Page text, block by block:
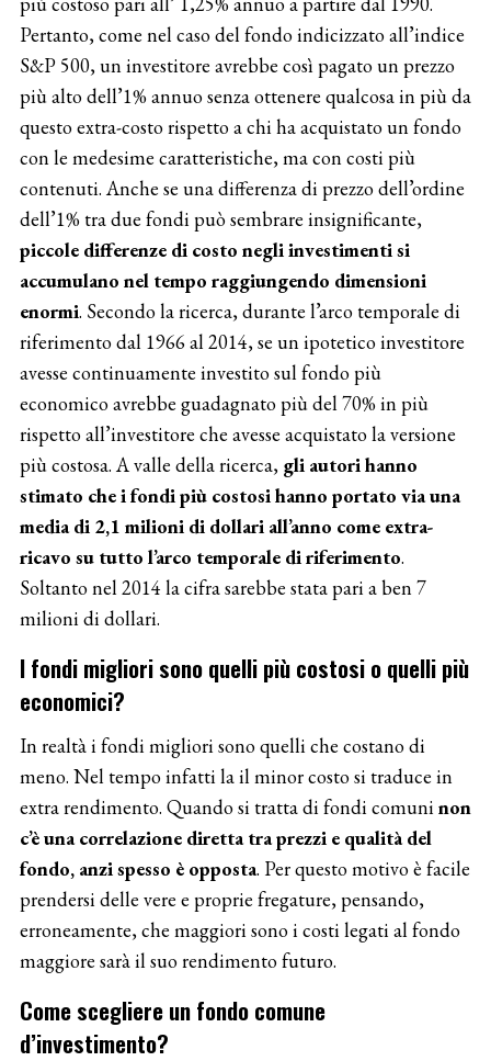
Pertanto, come nel caso del fondo indicizzato all’indice
S&P 500, un investitore avrebbe così pagato un prezzo
più alto dell’1% annuo senza ottenere qualcosa in più da
questo extra-costo rispetto a chi ha acquistato un fondo
con le medesime caratteristiche, ma con costi più
contenuti. Anche se una differenza di prezzo dell’ordine
dell’1% tra due fondi può sembrare insignificante,
piccole differenze di costo negli investimenti si
accumulano nel tempo raggiungendo dimensioni
enormi. Secondo la ricerca, durante l’arco temporale di
riferimento dal 1966 al 2014, se un ipotetico investitore
avesse continuamente investito sul fondo più
economico avrebbe guadagnato più del 70% in più
rispetto all’investitore che avesse acquistato la versione
più costosa. A valle della ricerca, gli autori hanno
stimato che i fondi più costosi hanno portato via una
media di 2,1 milioni di dollari all’anno come extra-
ricavo su tutto l’arco temporale di riferimento.
Soltanto nel 2014 la cifra sarebbe stata pari a ben 7
milioni di dollari.
I fondi migliori sono quelli più costosi o quelli più
economici?
In realtà i fondi migliori sono quelli che costano di
meno. Nel tempo infatti la il minor costo si traduce in
extra rendimento. Quando si tratta di fondi comuninon
c’è una correlazione diretta tra prezzi e qualità del
fondo, anzi spesso è opposta. Per questo motivo è facile
prendersi delle vere e proprie fregature, pensando,
erroneamente, che maggiori sono i costi legati al fondo
maggiore sarà il suo rendimento futuro.
Come scegliere un fondo comune
d’investimento?